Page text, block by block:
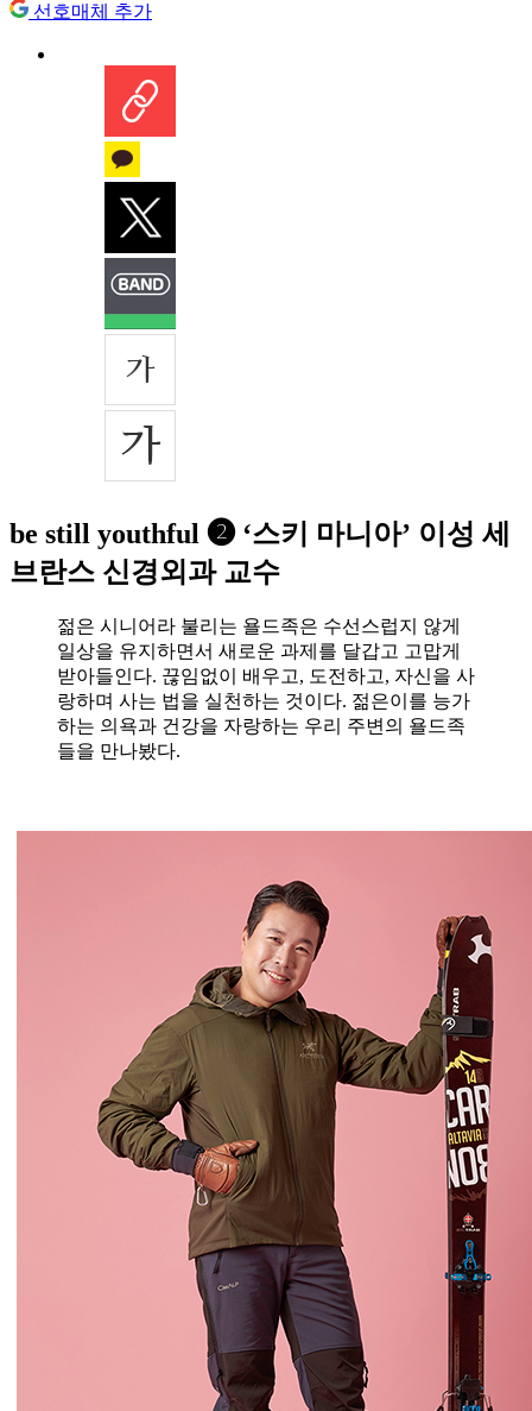
선호매체 추가
be still youthful ➋ ‘스키 마니아’ 이성 세
브란스 신경외과 교수
젊은 시니어라 불리는 욜드족은 수선스럽지 않게
일상을 유지하면서 새로운 과제를 달갑고 고맙게
받아들인다. 끊임없이 배우고, 도전하고, 자신을 사
랑하며 사는 법을 실천하는 것이다. 젊은이를 능가
하는 의욕과 건강을 자랑하는 우리 주변의 욜드족
들을 만나봤다.